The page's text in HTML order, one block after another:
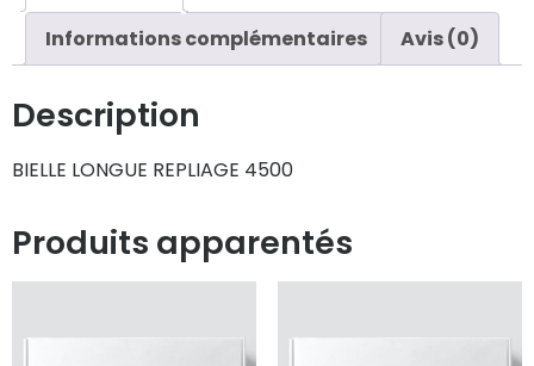
Informations complémentaires
Avis (0)
Description
BIELLE LONGUE REPLIAGE 4500
Produits apparentés